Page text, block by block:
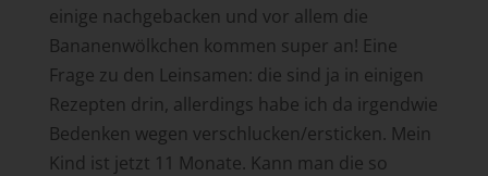
einige nachgebacken und vor allem die
Bananenwölkchen kommen super an! Eine
Frage zu den Leinsamen: die sind ja in einigen
Rezepten drin, allerdings habe ich da irgendwie
Bedenken wegen verschlucken/ersticken. Mein
Kind ist jetzt 11 Monate. Kann man die so